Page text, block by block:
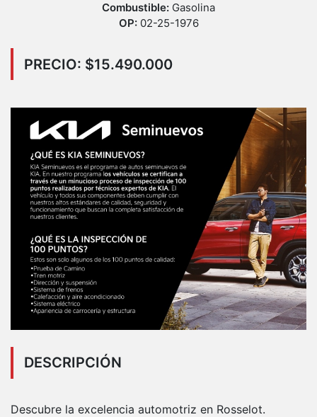
Combustible: Gasolina
OP: 02-25-1976
PRECIO: $15.490.000
DESCRIPCIÓN
Descubre la excelencia automotriz en Rosselot.